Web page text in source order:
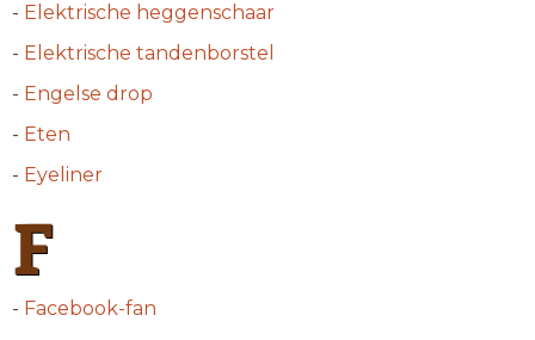
- Elektrische heggenschaar
- Elektrische tandenborstel
- Engelse drop
- Eten
- Eyeliner
F
- Facebook-fan